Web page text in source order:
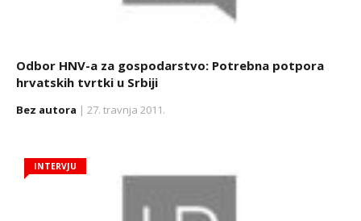
Odbor HNV-a za gospodarstvo: Potrebna potpora
hrvatskih tvrtki u Srbiji
Bez autora | 27. travnja 2011.
INTERVJU